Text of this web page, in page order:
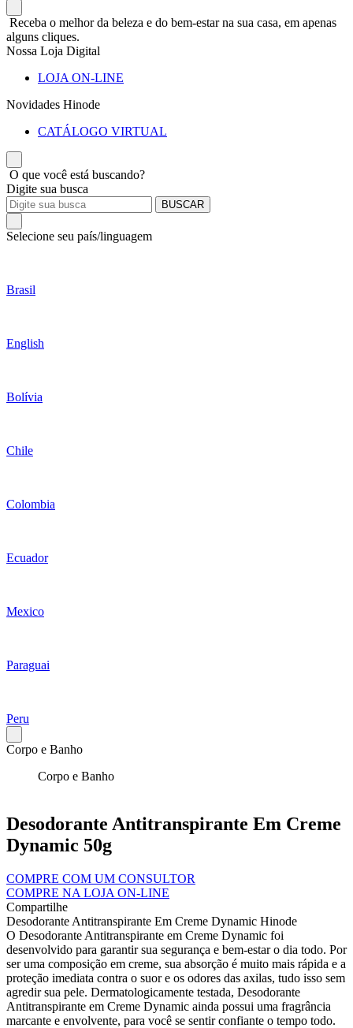
Receba o melhor da beleza e do bem-estar na sua casa, em apenas
alguns cliques.
Nossa Loja Digital
LOJA ON-LINE
Novidades Hinode
CATÁLOGO VIRTUAL
O que você está buscando?
Digite sua busca
BUSCAR
Selecione seu país/linguagem
Brasil
English
Bolívia
Chile
Colombia
Ecuador
Mexico
Paraguai
Peru
Corpo e Banho
Corpo e Banho
Desodorante Antitranspirante Em Creme
Dynamic 50g
COMPRE COM UM CONSULTOR
COMPRE NA LOJA ON-LINE
Compartilhe
Desodorante Antitranspirante Em Creme Dynamic Hinode
O Desodorante Antitranspirante em Creme Dynamic foi
desenvolvido para garantir sua segurança e bem-estar o dia todo. Por
ser uma composição em creme, sua absorção é muito mais rápida e a
proteção imediata contra o suor e os odores das axilas, tudo isso sem
agredir sua pele. Dermatologicamente testada, Desodorante
Antitranspirante em Creme Dynamic ainda possui uma fragrância
marcante e envolvente, para você se sentir confiante o tempo todo.